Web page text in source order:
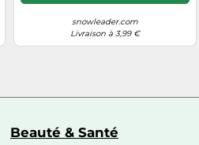
snowleader.com
Livraison à 3,99 €
Beauté & Santé